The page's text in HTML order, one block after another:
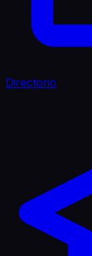
Directorio